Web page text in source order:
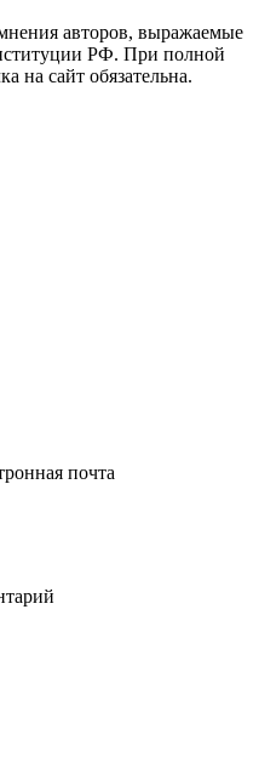
авторов, выражаемые
РФ. При полной
на сайт обязательна.
почта